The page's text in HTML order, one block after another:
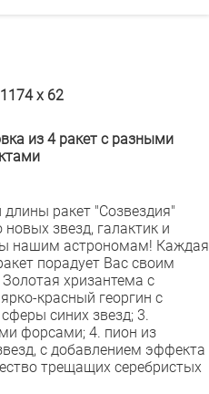
х 62
из 4 ракет с разными
ракет "Созвездия"
звезд, галактик и
нашим астрономам! Каждая
порадует Вас своим
хризантема с
красный георгин с
синих звезд; 3.
форсами; 4. пион из
с добавлением эффекта
трещащих серебристых